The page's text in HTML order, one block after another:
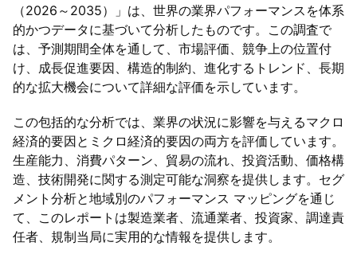
（2026～2035）」は、世界の業界パフォーマンスを体系
的かつデータに基づいて分析したものです。この調査で
は、予測期間全体を通して、市場評価、競争上の位置付
け、成長促進要因、構造的制約、進化するトレンド、長期
的な拡大機会について詳細な評価を示しています。
この包括的な分析では、業界の状況に影響を与えるマクロ
経済的要因とミクロ経済的要因の両方を評価しています。
生産能力、消費パターン、貿易の流れ、投資活動、価格構
造、技術開発に関する測定可能な洞察を提供します。セグ
メント分析と地域別のパフォーマンス マッピングを通じ
て、このレポートは製造業者、流通業者、投資家、調達責
任者、規制当局に実用的な情報を提供します。